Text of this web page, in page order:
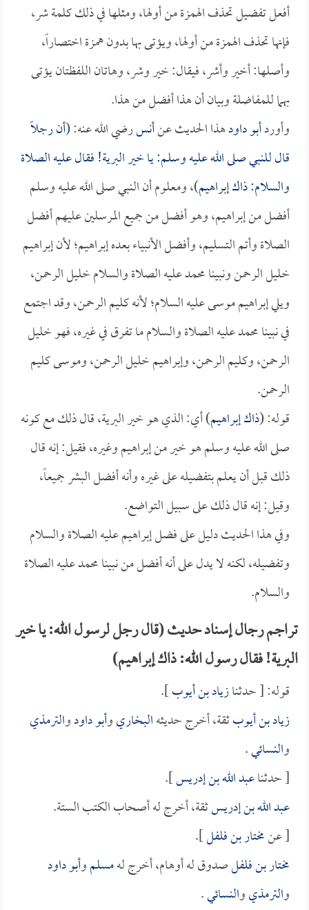
أفعل تفضيل تحذف الهمزة من أولها، ومثلها في ذلك كلمة شر،
فإنها تحذف الهمزة من أولها، ويؤتى بها بدون همزة اختصاراً،
وأصلها: أخير وأشر، فيقال: خير وشر، وهاتان اللفظتان يؤتى
بهما للمفاضلة وبيان أن هذا أفضل من هذا.
وأوردأبو داودهذا الحديث عنأنسرضي الله عنه: (أن رجلاً
قال للنبي صلى الله عليه وسلم: يا خير البرية! فقال عليه الصلاة
والسلام: ذاك إبراهيم)، ومعلوم أن النبي صلى الله عليه وسلم
أفضل من إبراهيم، وهو أفضل من جميع المرسلين عليهم أفضل
الصلاة وأتم التسليم، وأفضل الأنبياء بعده إبراهيم؛ لأن إبراهيم
خليل الرحمن ونبينا محمد عليه الصلاة والسلام خليل الرحمن،
ويلي إبراهيم موسى عليه السلام؛ لأنه كليم الرحمن، وقد اجتمع
في نبينا محمد عليه الصلاة والسلام ما تفرق في غيره، فهو خليل
الرحمن، وكليم الرحمن، وإبراهيم خليل الرحمن، وموسى كليم
الرحمن.
قوله: (ذاك إبراهيم) أي: الذي هو خير البرية، قال ذلك مع كونه
صلى الله عليه وسلم هو خير من إبراهيم وغيره، فقيل: إنه قال
ذلك قبل أن يعلم بتفضيله على غيره وأنه أفضل البشر جميعاً،
وقيل: إنه قال ذلك على سبيل التواضع.
وفي هذا الحديث دليل على فضل إبراهيم عليه الصلاة والسلام
وتفضيله، لكنه لا يدل على أنه أفضل من نبينا محمد عليه الصلاة
والسلام.
تراجم رجال إسناد حديث (قال رجل لرسول الله: يا خير
البرية! فقال رسول الله: ذاك إبراهيم)
قوله: [ حدثنازياد بن أيوب].
زياد بن أيوبثقة، أخرج حديثهالبخاريوأبو داودوالترمذي
والنسائي.
[ حدثناعبد الله بن إدريس].
عبد الله بن إدريسثقة، أخرج له أصحاب الكتب الستة.
[ عنمختار بن فلفل].
مختار بن فلفلصدوق له أوهام، أخرج لهمسلموأبو داود
والترمذيوالنسائي.